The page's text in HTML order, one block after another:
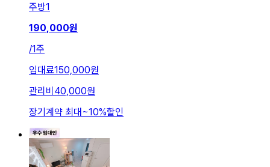
주방1
190,000원
/1주
임대료150,000원
관리비 40,000원
장기계약 최대~10%할인